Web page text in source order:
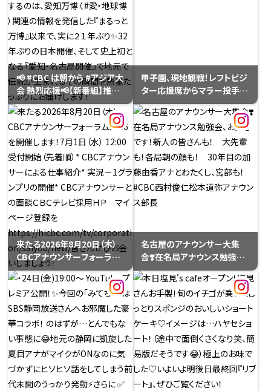
📢 #CBC は朝から #アジア大
会 熱烈応援📢【新番組】推そ
うぜ！#アジア大会 愛知・名古
屋9月14日(月)からスタート
✨（月～金 朝9時55分 ～ 10
時25分）メインMCは #佐藤楠
大 アナ🎤サブMC/中継を#中
村彩賀 アナ・#友廣南実 アナ・
#小川実桜 アナが担当します
🏃‍♀️実はCBCテレビで朝の帯
番組を放送するのは、愛知万
博（ #愛・地球博 ）関連の情報
を発信した『まるっと万博』以
来で、実に２１年ぶり✨32年ぶ
りの日本開催、そして史上初と
なる『愛知・名古屋開催』で地
元で伝説が生まれるその瞬間
を熱量たっぷりにお届けしま
す！
甲子園、現地観戦！レフトビジ
ター応援席からマラー投手へ
の願いは通じました。徳さん、
応援ボード、お借りしました。
ありがとうございます！なんと、
行きの近鉄特急ひのとりは、
最前列席をゲット。人生初の
特等席からの景色の感激は
#cbcラジオ #ドラ魂キング
(水)趣味コレコーナーで。#宮
部和裕
来たる2026年8月20日（木）
CBCアナウンサーフォーラム
2026を開催します！7月1日
（水） 12:00 受付開始（先着
順）* CBCアナウンサーによる
仕事紹介* 実況－1グランプ
リの開催* CBCアナウンサー
との面談ＣＢＣテレビ採用Ｈ
Ｐ マイページ登録を
https://hicbc.com/tv/cor
poration/saiyou/new/皆さ
んぜひお会いしましょう！
名古屋のアナウンサー大集
合❣️在名局アナウンス勉強会、
お開きです！新人の皆さん
も！ 大先輩も！各局朝の顔
も！ 30年目の加藤由香アナ
とわたくし、宮部も！#CBC西
村俊仁松本道弥アナウンス部
長